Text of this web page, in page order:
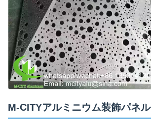
M-CITYアルミニウム装飾パネ